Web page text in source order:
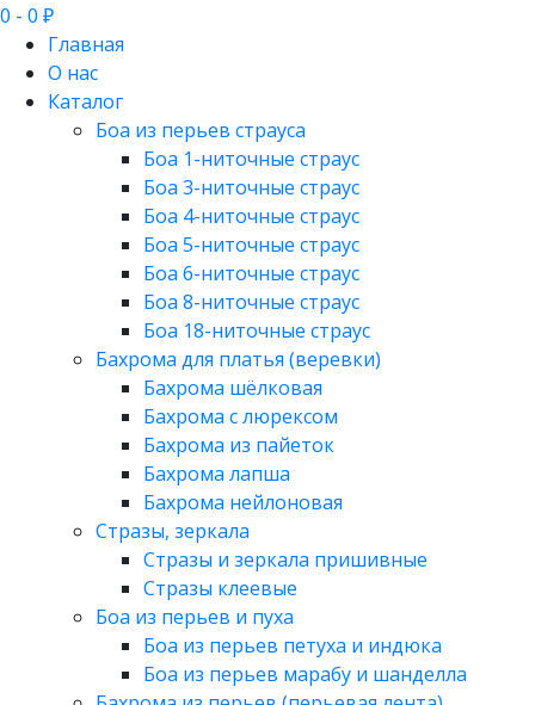
0 - 0 ₽
Главная
О нас
Каталог
Боа из перьев страуса
Боа 1-ниточные страус
Боа 3-ниточные страус
Боа 4-ниточные страус
Боа 5-ниточные страус
Боа 6-ниточные страус
Боа 8-ниточные страус
Боа 18-ниточные страус
Бахрома для платья (веревки)
Бахрома шёлковая
Бахрома с люрексом
Бахрома из пайеток
Бахрома лапша
Бахрома нейлоновая
Стразы, зеркала
Стразы и зеркала пришивные
Стразы клеевые
Боа из перьев и пуха
Боа из перьев петуха и индюка
Боа из перьев марабу и шанделла